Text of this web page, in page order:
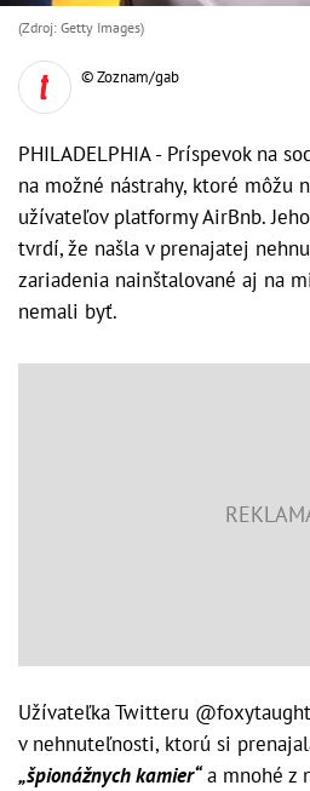
(Zdroj: Getty Images)
© Zoznam/gab
PHILADELPHIA - Príspevok na
na možné nástrahy, ktoré môžu
užívateľov platformy AirBnb.
tvrdí, že našla v prenajatej
zariadenia nainštalované aj na
nemali byť.
Užívateľka Twitteru
v nehnuteľnosti, ktorú si
„špionážnych kamier“a mnohé z